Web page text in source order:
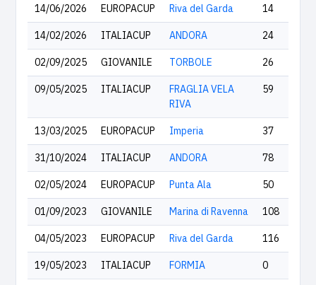
14/06/2026 EUROPACUP Riva del Garda 14
14/02/2026 ITALIACUP ANDORA 24
02/09/2025 GIOVANILE TORBOLE 26
09/05/2025 ITALIACUP
FRAGLIA VELA
RIVA
59
13/03/2025 EUROPACUP Imperia 37
31/10/2024 ITALIACUP ANDORA 78
02/05/2024 EUROPACUP Punta Ala 50
01/09/2023 GIOVANILE Marina di Ravenna 108
04/05/2023 EUROPACUP Riva del Garda 116
19/05/2023 ITALIACUP FORMIA 0